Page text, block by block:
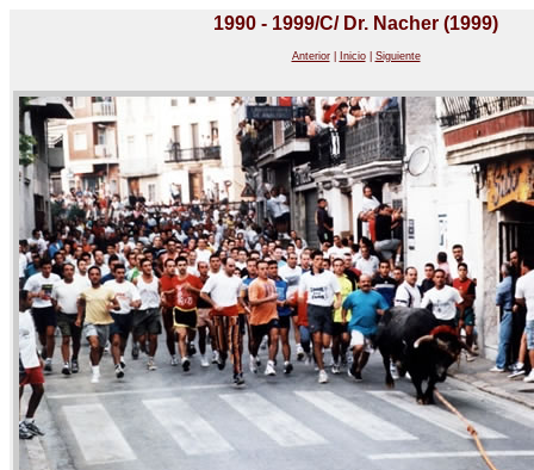
1990 - 1999/C/ Dr. Nacher (1999)
Anterior| Inicio| Siguiente